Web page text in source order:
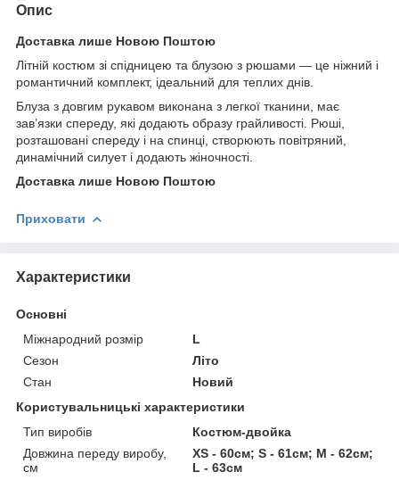
Опис
Доставка лише Новою Поштою
Літній костюм зі спідницею та блузою з рюшами — це ніжний і
романтичний комплект, ідеальний для теплих днів.
Блуза з довгим рукавом виконана з легкої тканини, має
зав’язки спереду, які додають образу грайливості. Рюші,
розташовані спереду і на спинці, створюють повітряний,
динамічний силует і додають жіночності.
Доставка лише Новою Поштою
Приховати
Характеристики
Основні
Міжнародний розмір
L
Сезон
Літо
Стан
Новий
Користувальницькі характеристики
Тип виробів
Костюм-двойка
Довжина переду виробу,
см
XS - 60см; S - 61см; M - 62см;
L - 63см